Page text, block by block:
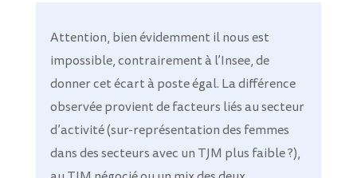
Attention, bien évidemment il nous est
impossible, contrairement à l’Insee, de
donner cet écart à poste égal. La différence
observée provient de facteurs liés au secteur
d’activité (sur-représentation des femmes
dans des secteurs avec un TJM plus faible ?),